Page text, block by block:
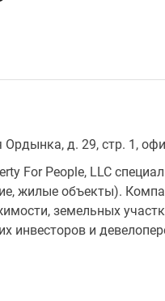
д. 29, стр. 1,
For People, LLC
жилые объекты).
земельных
инвесторов и